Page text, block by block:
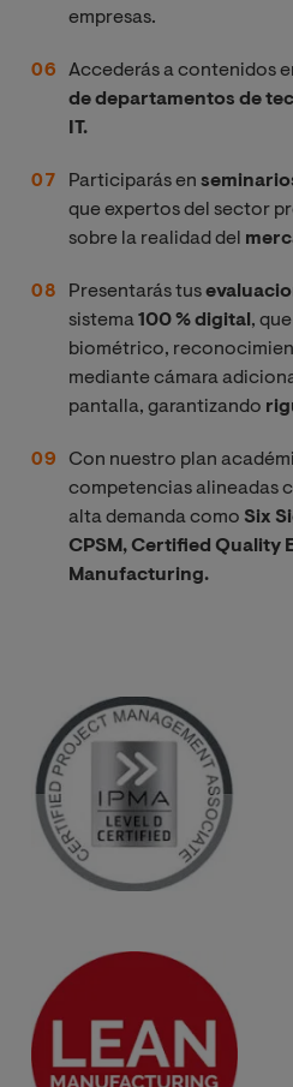
empresas.
Accederás a contenidos
de departamentos de
IT.
Participarás en
que expertos del sector
sobre la realidad del
Presentarás tus
sistema100 % digital ,
biométrico,
mediante cámara
pantalla, garantizando
Con nuestro plan
competencias alineadas
alta demanda como Six
CPSM, Certified Quality
Manufacturing.